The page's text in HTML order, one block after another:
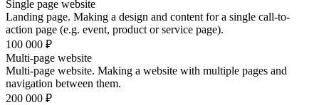
Single page website
Landing page. Making a design and content for a single call-to-
action page (e.g. event, product or service page).
100 000 ₽
Multi-page website
Multi-page website. Making a website with multiple pages and
navigation between them.
200 000 ₽